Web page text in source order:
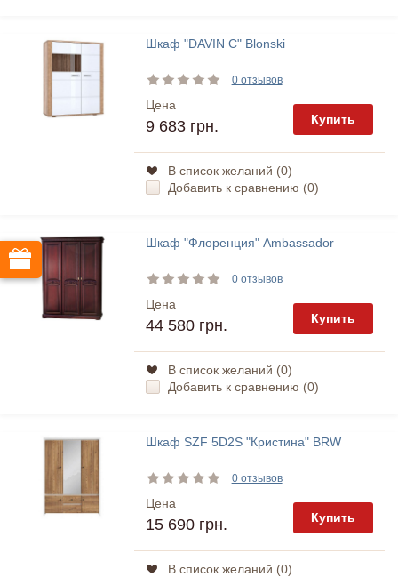
Шкаф "DAVIN C" Blonski
0 отзывов
Цена
9 683 грн. Купить
В список желаний (0)
Добавить к сравнению (0)
Шкаф "Флоренция" Ambassador
0 отзывов
Цена
44 580 грн. Купить
В список желаний (0)
Добавить к сравнению (0)
Шкаф SZF 5D2S "Кристина" BRW
0 отзывов
Цена
15 690 грн. Купить
В список желаний (0)